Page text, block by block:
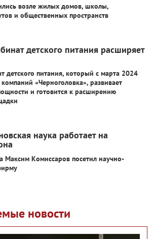
возле жилых домов, школы,
и общественных пространств
детского питания расширяет
детского питания, который с марта 2024
компаний «Черноголовка», развивает
и готовится к расширению
наука работает на
Максим Комиссаров посетил научно-
новости